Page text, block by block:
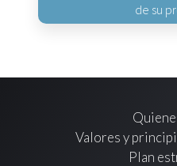
de su
Valores y
Plan